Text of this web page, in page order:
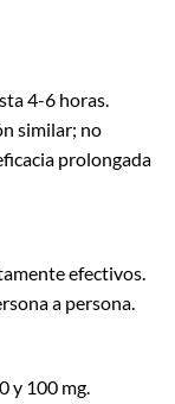
4-6 horas.
similar; no
prolongada
efectivos.
a persona.
y 100 mg.